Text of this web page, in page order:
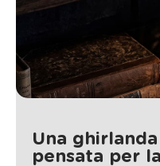
Una
pensata per